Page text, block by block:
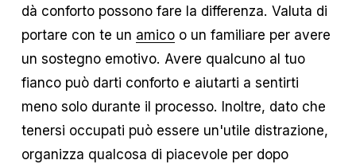
dà conforto possono fare la differenza. Valuta di
portare con te un amicoo un familiare per avere
un sostegno emotivo. Avere qualcuno al tuo
fianco può darti conforto e aiutarti a sentirti
meno solo durante il processo. Inoltre, dato che
tenersi occupati può essere un'utile distrazione,
organizza qualcosa di piacevole per dopo